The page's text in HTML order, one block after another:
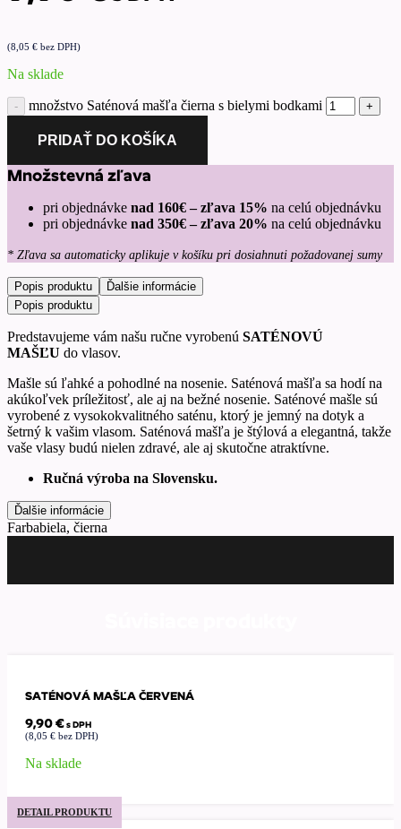
(8,05 € bez DPH)
Na sklade
množstvo Saténová mašľa čierna s bielymi bodkami
PRIDAŤ DO KOŠÍKA
Množstevná zľava
pri objednávke nad 160€ – zľava 15% na celú objednávku
pri objednávke nad 350€ – zľava 20% na celú objednávku
* Zľava sa automaticky aplikuje v košíku pri dosiahnuti požadovanej sumy
Popis produktu
Ďalšie informácie
Popis produktu
Predstavujeme vám našu ručne vyrobenú SATÉNOVÚ
MAŠĽU do vlasov.
Mašle sú ľahké a pohodlné na nosenie. Saténová mašľa sa hodí na
akúkoľvek príležitosť, ale aj na bežné nosenie. Saténové mašle sú
vyrobené z vysokokvalitného saténu, ktorý je jemný na dotyk a
šetrný k vašim vlasom. Saténová mašľa je štýlová a elegantná, takže
vaše vlasy budú nielen zdravé, ale aj skutočne atraktívne.
Ručná výroba na Slovensku.
Ďalšie informácie
Farbabiela, čierna
SATÉNOVÁ MAŠĽA ČERVENÁ
9,90€s DPH
(8,05 € bez DPH)
Na sklade
DETAIL PRODUKTU